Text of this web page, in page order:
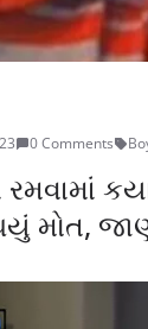
0 Comments
રમવામાં
મોત,